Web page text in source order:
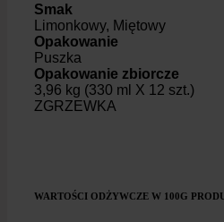
Smak
Limonkowy, Miętowy
Opakowanie
Puszka
Opakowanie zbiorcze
3,96 kg (330 ml X 12 szt.)
ZGRZEWKA
WARTOŚCI ODŻYWCZE W 100G